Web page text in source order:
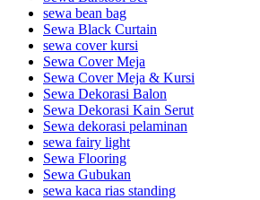
sewa bean bag
Sewa Black Curtain
sewa cover kursi
Sewa Cover Meja
Sewa Cover Meja & Kursi
Sewa Dekorasi Balon
Sewa Dekorasi Kain Serut
Sewa dekorasi pelaminan
sewa fairy light
Sewa Flooring
Sewa Gubukan
sewa kaca rias standing